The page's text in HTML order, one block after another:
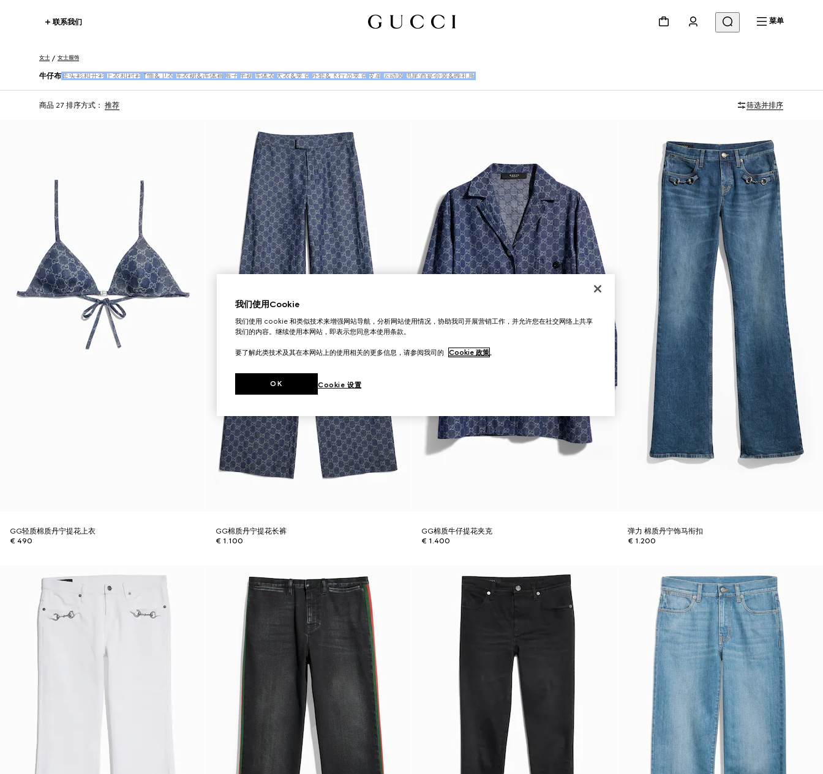
联系我们 菜单
女士 女士服饰
牛仔布 套头衫和开衫 上衣和衬衫 T恤&卫衣 连衣裙&连体裤 裤子 半裙 连体衣 大衣&夹克 外套&飞行员夹克 皮革 运动装 鸡尾酒宴会装&晚礼服
商品 27 排序方式： 推荐 筛选并排序
GG轻质棉质丹宁提花上衣
€ 490
GG棉质丹宁提花长裤
€ 1.100
GG棉质牛仔提花夹克
€ 1.400
弹力 棉质丹宁饰马衔扣
€ 1.200
我们使用Cookie
我们使用 cookie 和类似技术来增强网站导航，分析网站使用情况，协助我司开展营销工作，并允许您在社交网络上共享
我们的内容。继续使用本网站，即表示您同意本使用条款。
要了解此类技术及其在本网站上的使用相关的更多信息，请参阅我司的 Cookie 政策。
Cookie 设置
OK